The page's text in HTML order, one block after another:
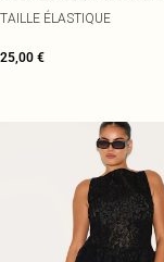
TAILLE ÉLASTIQUE
25,00 €